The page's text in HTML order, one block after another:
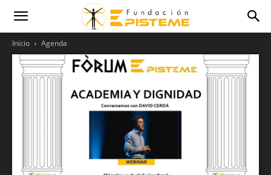
Inicio Agenda